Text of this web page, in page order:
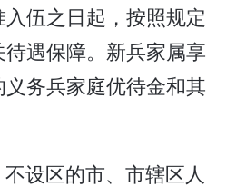
伍之日起，按照规定
遇保障。新兵家属享
务兵家庭优待金和其
设区的市、市辖区人